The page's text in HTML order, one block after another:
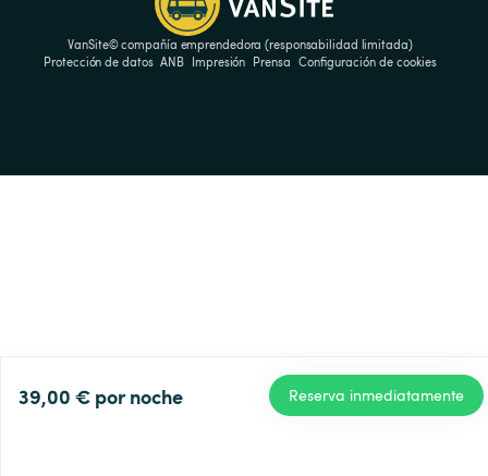
39,00 € por noche Reserva inmediatamente
VanSite© compañía emprendedora (responsabilidad limitada)
Protección de datos ANB Impresión Prensa Configuración de cookies